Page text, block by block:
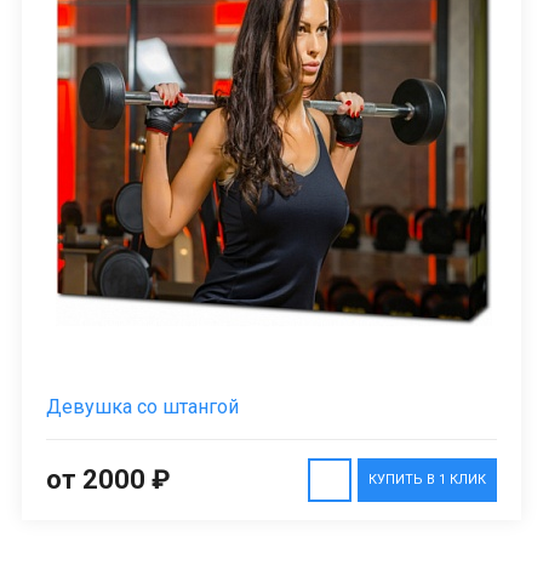
Девушка со штангой
КУПИТЬ В 1 КЛИК
от 2000 ₽